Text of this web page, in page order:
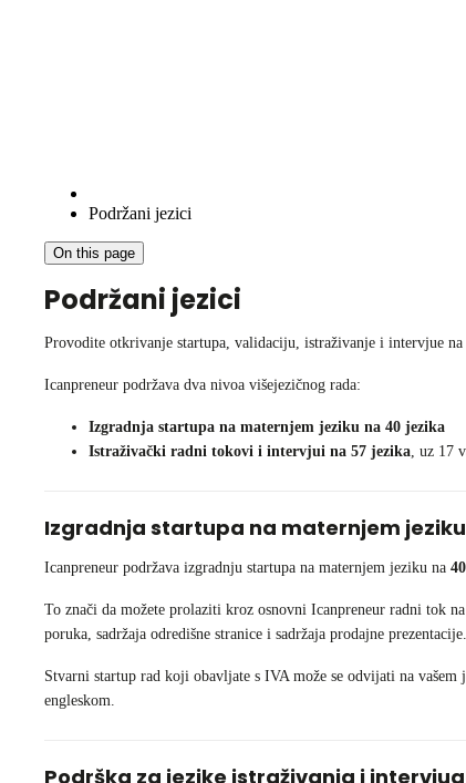
Podržani jezici
On this page
Podržani jezici
Provodite otkrivanje startupa, validaciju, istraživanje i intervjue
Icanpreneur podržava dva nivoa višejezičnog rada:
Izgradnja startupa na maternjem jeziku na 40 jezika
Istraživački radni tokovi i intervjui na 57 jezika , uz 17
Izgradnja startupa na maternjem jeziku
Icanpreneur podržava izgradnju startupa na maternjem jeziku na
To znači da možete prolaziti kroz osnovni Icanpreneur radni tok
poruka, sadržaja odredišne stranice i sadržaja prodajne prezentacije.
Stvarni startup rad koji obavljate s IVA može se odvijati na
engleskom.
Podrška za jezike istraživanja i intervjua